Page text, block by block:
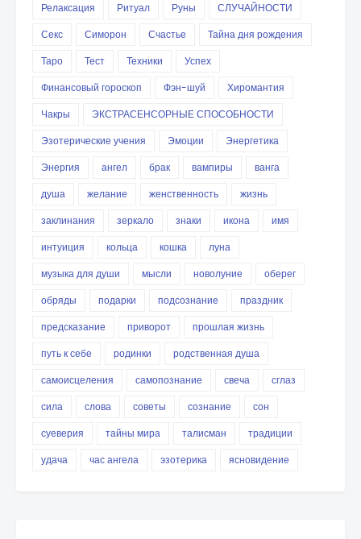
Релаксация
Ритуал Руны
СЛУЧАЙНОСТИ
Секс
Симорон Счастье
Тайна дня рождения
Таро
Тест Техники
Успех
Финансовый гороскоп
Фэн-шуй
Хиромантия
Чакры
ЭКСТРАСЕНСОРНЫЕ СПОСОБНОСТИ
Эзотерические учения
Эмоции
Энергетика
Энергия
ангел брак вампиры
ванга
душа
желание женственность
жизнь
заклинания
зеркало знаки икона
имя
интуиция
кольца кошка
луна
музыка для души
мысли новолуние
оберег
обряды
подарки подсознание
праздник
предсказание
приворот
прошлая жизнь
путь к себе
родинки
родственная душа
самоисцеления
самопознание свеча
сглаз
сила
слова советы сознание
сон
суеверия
тайны мира талисман
традиции
удача
час ангела эзотерика ясновидение